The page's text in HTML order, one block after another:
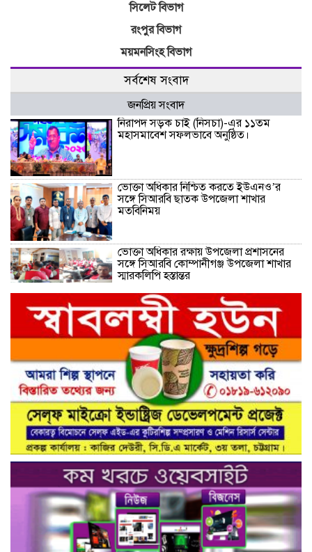
সিলেট বিভাগ
রংপুর বিভাগ
ময়মনসিংহ বিভাগ
সর্বশেষ সংবাদ
জনপ্রিয় সংবাদ
নিরাপদ সড়ক চাই (নিসচা)-এর ১১তম
মহাসমাবেশ সফলভাবে অনুষ্ঠিত।
ভোক্তা অধিকার নিশ্চিত করতে ইউএনও’র
সঙ্গে সিআরবি ছাতক উপজেলা শাখার
মতবিনিময়
ভোক্তা অধিকার রক্ষায় উপজেলা প্রশাসনের
সঙ্গে সিআরবি কোম্পানীগঞ্জ উপজেলা শাখার
স্মারকলিপি হস্তান্তর
নরসিংদীর শিবপুরের নিরাপদ সড়ক চাই
কমিটির আলোচনা সভা ও আইডি কার্ড
বিতরণ।
নিরাপদ সড়ক গড়তে কাঁধে কাঁধ মিলিয়ে কাজ
করার প্রত্যয়: নিসচা পলাশ উপজেলা শাখার
আইডি কার্ড বিতরণ ও পরিচিতি সভা সম্পন্ন**
নাগরিক সেবা প্রদানে মাধবদী পৌরসভার
যুগান্তকারী সাফল্য স্বস্তিতে পৌরবাসী
গাজীপুরের কালিয়াকৈরে ভেজাল সন্দেশ
কারখানায় ভোক্তা অধিদপ্তরের অভিযান,
শাস্তিবিহী ৭৫ হাজার টাকা জরিমানা